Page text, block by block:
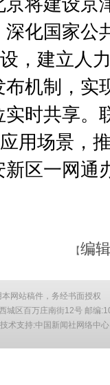
将建设京
化国家公
，建立人
机制，实
时共享。
用场景，
区一网通
【编
网站稿件，务经书面授权
城区百万庄南街12号 邮编
支持:中国新闻社网络中心